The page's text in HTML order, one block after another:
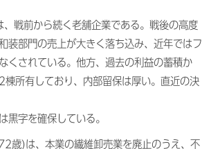
戦前から続く老舗企業である。戦後の高度
装部門の売上が大きく落ち込み、近年ではフ
くされている。他方、過去の利益の蓄積か
所有しており、内部留保は厚い。直近の決
黒字を確保している。
歳)は、本業の繊維卸売業を廃止のうえ、不